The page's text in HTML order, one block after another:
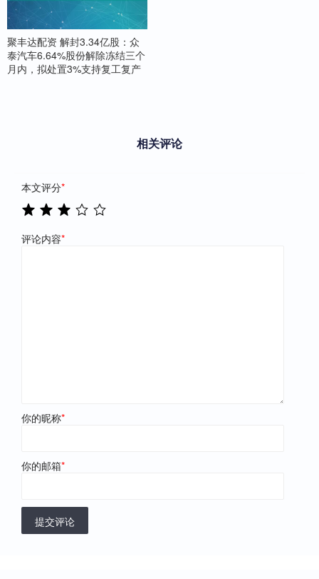
聚丰达配资 解封3.34亿股：众
泰汽车6.64%股份解除冻结三个
月内，拟处置3%支持复工复产
相关评论
本文评分*
评论内容*
你的昵称*
你的邮箱*
提交评论